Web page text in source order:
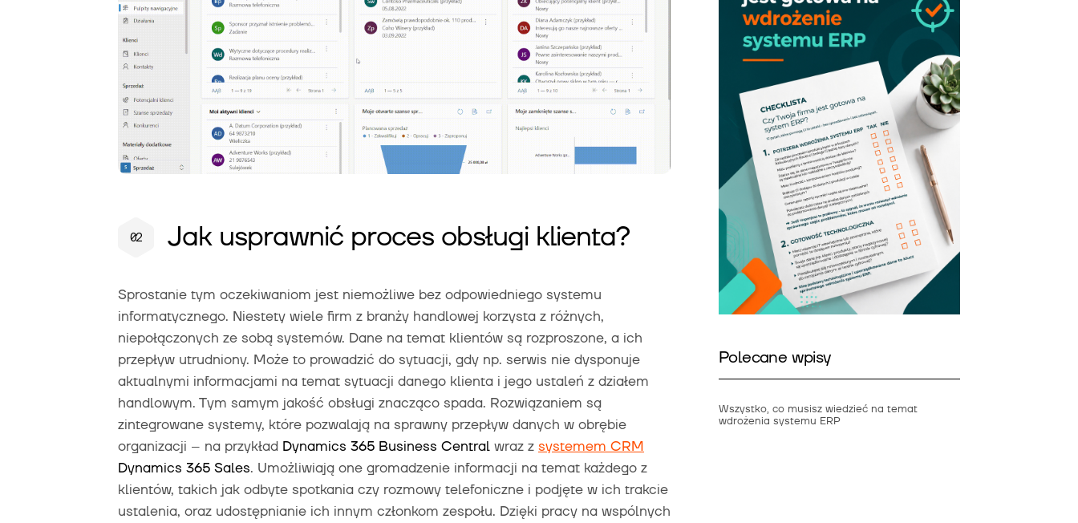
Jak usprawnić proces obsługi klienta?
Sprostanie tym oczekiwaniom jest niemożliwe bez odpowiedniego systemu
informatycznego. Niestety wiele firm z branży handlowej korzysta z różnych,
niepołączonych ze sobą systemów. Dane na temat klientów są rozproszone, a ich
przepływ utrudniony. Może to prowadzić do sytuacji, gdy np. serwis nie dysponuje
aktualnymi informacjami na temat sytuacji danego klienta i jego ustaleń z działem
handlowym. Tym samym jakość obsługi znacząco spada. Rozwiązaniem są
zintegrowane systemy, które pozwalają na sprawny przepływ danych w obrębie
organizacji – na przykład Dynamics 365 Business Central wraz z systemem CRM
Dynamics 365 Sales. Umożliwiają one gromadzenie informacji na temat każdego z
klientów, takich jak odbyte spotkania czy rozmowy telefoniczne i podjęte w ich trakcie
ustalenia, oraz udostępnianie ich innym członkom zespołu. Dzięki pracy na wspólnych
Polecane wpisy
Wszystko, co musisz wiedzieć na temat
wdrożenia systemu ERP